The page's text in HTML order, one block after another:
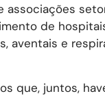
de
aventais e
que, juntos,